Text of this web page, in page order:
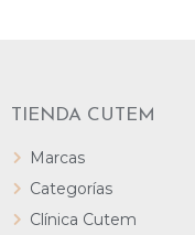
TIENDA CUTEM
Marcas
Categorías
Clínica Cutem